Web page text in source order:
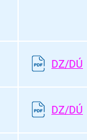
DZ/DÚ
DZ/DÚ